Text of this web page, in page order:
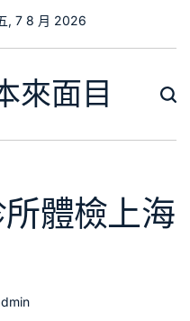
, 7 8 月 2026
來面目
體檢上海